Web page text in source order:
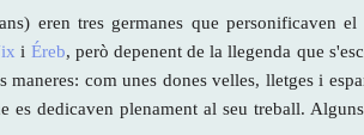
eren tres germanes que personificaven
i Éreb, però depenent de la llegenda que
maneres: com unes dones velles, lletges i
es dedicaven plenament al seu treball.